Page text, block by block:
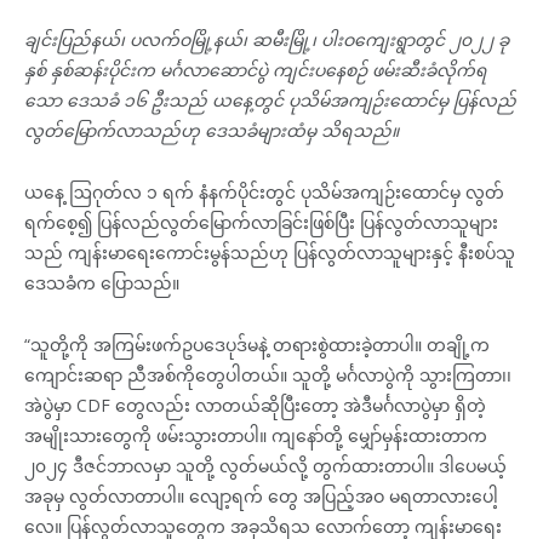
ချင်းပြည်နယ်၊ ပလက်ဝမြို့နယ်၊ ဆမီးမြို့၊ ပါးဝကျေးရွာတွင် ၂၀၂၂ ခု
နှစ် နှစ်ဆန်းပိုင်းက မင်္ဂလာဆောင်ပွဲ ကျင်းပနေစဉ် ဖမ်းဆီးခံလိုက်ရ
သော ဒေသခံ ၁၆ ဦးသည် ယနေ့တွင် ပုသိမ်အကျဉ်းထောင်မှ ပြန်လည်
လွတ်မြောက်လာသည်ဟု ဒေသခံများထံမှ သိရသည်။
ယနေ့ ဩဂုတ်လ ၁ ရက် နံနက်ပိုင်းတွင် ပုသိမ်အကျဉ်းထောင်မှ လွတ်
ရက်စေ့၍ ပြန်လည်လွတ်မြောက်လာခြင်းဖြစ်ပြီး ပြန်လွတ်လာသူများ
သည် ကျန်းမာရေးကောင်းမွန်သည်ဟု ပြန်လွတ်လာသူများနှင့် နီးစပ်သူ
ဒေသခံက ပြောသည်။
“သူတို့ကို အကြမ်းဖက်ဥပဒေပုဒ်မနဲ့ တရားစွဲထားခဲ့တာပါ။ တချို့က
ကျောင်းဆရာ ညီအစ်ကိုတွေပါတယ်။ သူတို့ မင်္ဂလာပွဲကို သွားကြတာ၊၊
အဲပွဲမှာ CDF တွေလည်း လာတယ်ဆိုပြီးတော့ အဲဒီမင်္ဂလာပွဲမှာ ရှိတဲ့
အမျိုးသားတွေကို ဖမ်းသွားတာပါ။ ကျနော်တို့ မျှော်မှန်းထားတာက
၂၀၂၄ ဒီဇင်ဘာလမှာ သူတို့ လွတ်မယ်လို့ တွက်ထားတာပါ။ ဒါပေမယ့်
အခုမှ လွတ်လာတာပါ။ လျော့ရက် တွေ အပြည့်အဝ မရတာလားပေါ့
လေ။ ပြန်လွတ်လာသူတွေက အခုသိရသ လောက်တော့ ကျန်းမာရေး